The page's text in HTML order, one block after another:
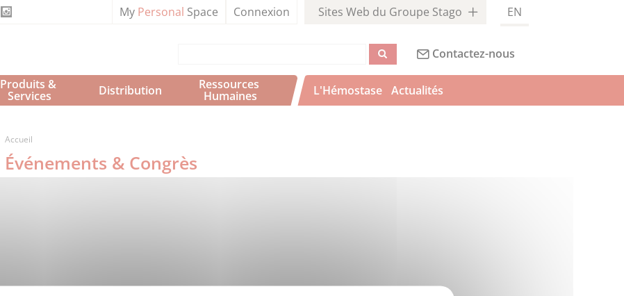
My Personal Space Connexion Sites Web du Groupe Stago EN
Contactez-nous
Produits &
Services Distribution Ressources
Humaines L'Hémostase Actualités
Accueil
Événements & Congrès